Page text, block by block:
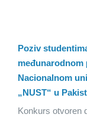
Poziv
međunarodnom
Nacionalnom
„NUST“ u
Konkurs otvoren